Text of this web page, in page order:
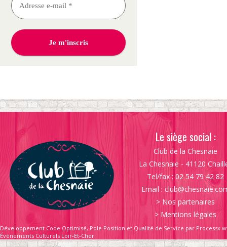
Le siège social :
Club de la Chesnaie
La Chesnaie - 41120
Tel/fax : 02 54 79 42 82
Email :
> Nos partenaires
> Mentions légales
Développement Code Optimisé, Pole Position et Qualité de Service par Processx
Événements Culturels Loir-Et-Cher